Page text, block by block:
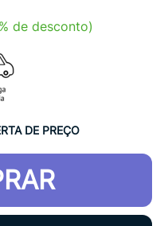
de desconto)
DE PREÇO